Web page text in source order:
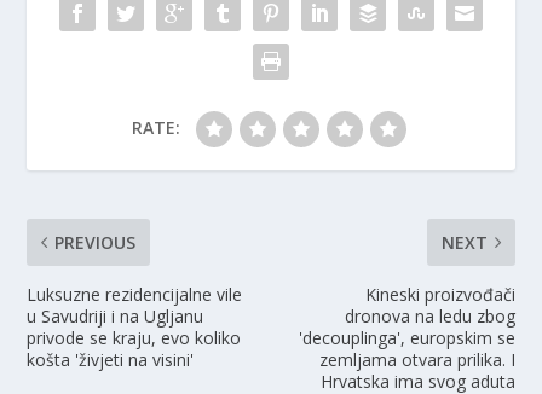
RATE:
PREVIOUS
Luksuzne rezidencijalne vile
u Savudriji i na Ugljanu
privode se kraju, evo koliko
košta 'živjeti na visini'
NEXT
Kineski proizvođači
dronova na ledu zbog
'decouplinga', europskim se
zemljama otvara prilika. I
Hrvatska ima svog aduta